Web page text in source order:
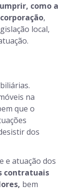
como a
,
local,
na
que o
dos
e atuação dos
contratuais
bem